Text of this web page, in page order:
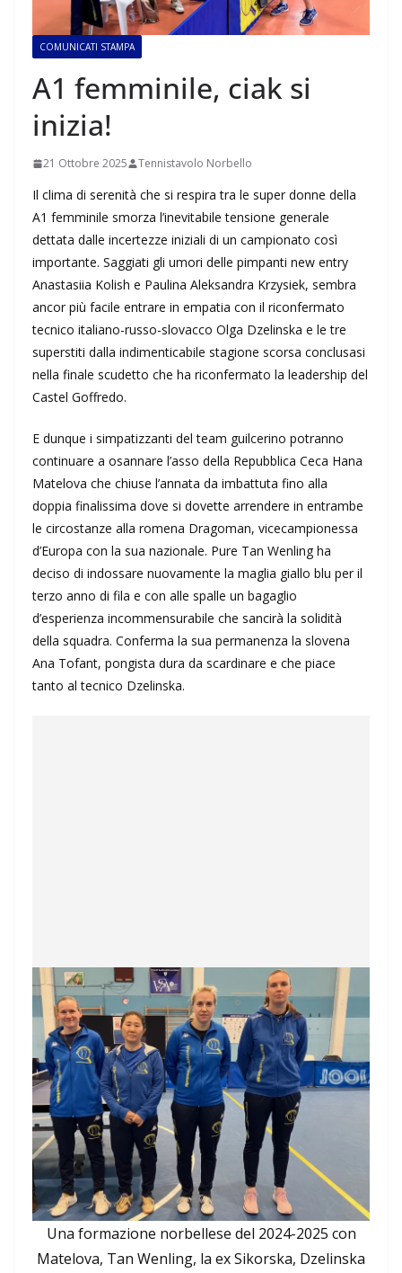
COMUNICATI STAMPA
A1 femminile, ciak si
inizia!
21 Ottobre 2025 Tennistavolo Norbello
Il clima di serenità che si respira tra le super donne della
A1 femminile smorza l’inevitabile tensione generale
dettata dalle incertezze iniziali di un campionato così
importante. Saggiati gli umori delle pimpanti new entry
Anastasiia Kolish e Paulina Aleksandra Krzysiek, sembra
ancor più facile entrare in empatia con il riconfermato
tecnico italiano-russo-slovacco Olga Dzelinska e le tre
superstiti dalla indimenticabile stagione scorsa conclusasi
nella finale scudetto che ha riconfermato la leadership del
Castel Goffredo.
E dunque i simpatizzanti del team guilcerino potranno
continuare a osannare l’asso della Repubblica Ceca Hana
Matelova che chiuse l’annata da imbattuta fino alla
doppia finalissima dove si dovette arrendere in entrambe
le circostanze alla romena Dragoman, vicecampionessa
d’Europa con la sua nazionale. Pure Tan Wenling ha
deciso di indossare nuovamente la maglia giallo blu per il
terzo anno di fila e con alle spalle un bagaglio
d’esperienza incommensurabile che sancirà la solidità
della squadra. Conferma la sua permanenza la slovena
Ana Tofant, pongista dura da scardinare e che piace
tanto al tecnico Dzelinska.
Una formazione norbellese del 2024-2025 con
Matelova, Tan Wenling, la ex Sikorska, Dzelinska